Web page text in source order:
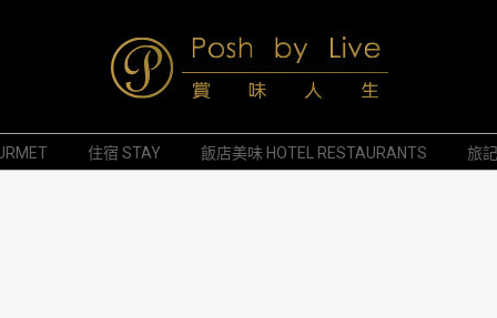
Posh
住宿 STAY 飯店美味 HOTEL RESTAURANTS 旅記